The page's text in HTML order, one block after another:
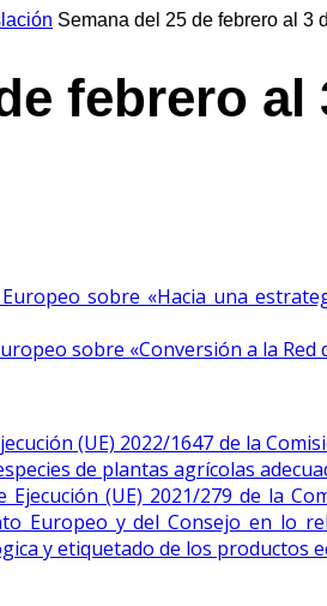
Semana del 25 de febrero al 3
febrero al
sobre «Hacia una
sobre «Conversión a la Red
(UE) 2022/1647 de la
de plantas agrícolas
(UE) 2021/279 de la
Europeo y del Consejo en
y etiquetado de los productos